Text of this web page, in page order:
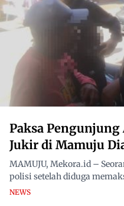
Paksa
Jukir di Mamuju
MAMUJU, Mekora.id –
polisi setelah diduga
NEWS